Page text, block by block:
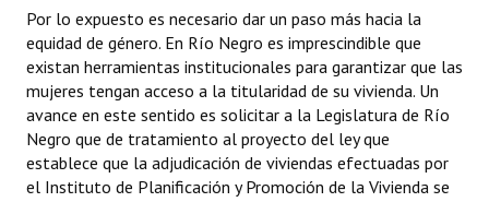
Por lo expuesto es necesario dar un paso más hacia la
equidad de género. En Río Negro es imprescindible que
existan herramientas institucionales para garantizar que las
mujeres tengan acceso a la titularidad de su vivienda. Un
avance en este sentido es solicitar a la Legislatura de Río
Negro que de tratamiento al proyecto del ley que
establece que la adjudicación de viviendas efectuadas por
el Instituto de Planificación y Promoción de la Vivienda se